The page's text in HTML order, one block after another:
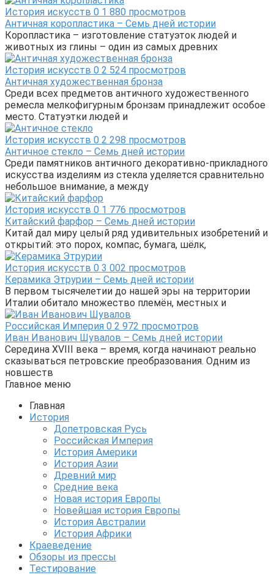
История искусств 0 1 880 просмотров
Античная коропластика – Семь дней истории
Коропластика – изготовление статуэток людей и
животных из глины – один из самых древних
История искусств 0 2 524 просмотров
Античная художественная бронза
Среди всех предметов античного художественного
ремесла мелкофигурным бронзам принадлежит особое
место. Статуэтки людей и
История искусств 0 2 298 просмотров
Античное стекло – Семь дней истории
Среди памятников античного декоративно-прикладного
искусства изделиям из стекла уделяется сравнительно
небольшое внимание, а между
История искусств 0 1 776 просмотров
Китайский фарфор – Семь дней истории
Китай дал миру целый ряд удивительных изобретений и
открытий: это порох, компас, бумага, шёлк,
История искусств 0 3 002 просмотров
Керамика Этрурии – Семь дней истории
В первом тысячелетии до нашей эры на территории
Италии обитало множество племён, местных и
Российская Империя 0 2 972 просмотров
Иван Иванович Шувалов – Семь дней истории
Середина XVIII века – время, когда начинают реально
сказываться петровские преобразования. Одним из
новшеств
Главное меню
Главная
История
Допетровская Русь
Российская Империя
История Америки
История Азии
Древний мир
Средние века
Новая история Европы
Новейшая история Европы
История Австралии
История Африки
Краеведение
Обзоры из прессы
Тестирование